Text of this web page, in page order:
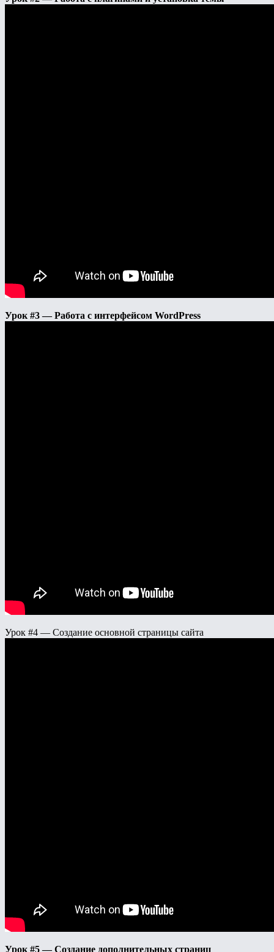
Урок #3 — Работа с интерфейсом WordPress
Урок #4 — Создание основной страницы сайта
Урок #5 — Создание дополнительных страниц